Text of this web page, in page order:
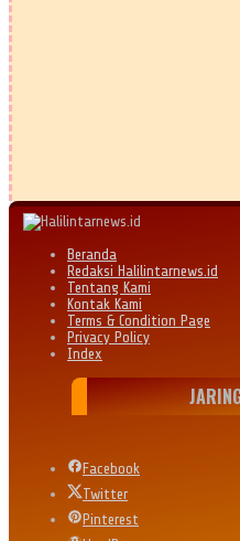
Beranda
Redaksi Halilintarnews.id
Tentang Kami
Kontak Kami
Terms & Condition Page
Privacy Policy
Index
Facebook
Twitter
Pinterest